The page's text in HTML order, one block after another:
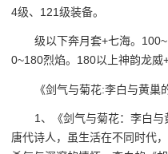
4级、121级装备。
级以下奔月套+七海。
0~180烈焰。180以上神韵龙威
《剑气与菊花:李白与黄巢
1、《剑气与菊花：李白
唐代诗人，虽生活在不同时代